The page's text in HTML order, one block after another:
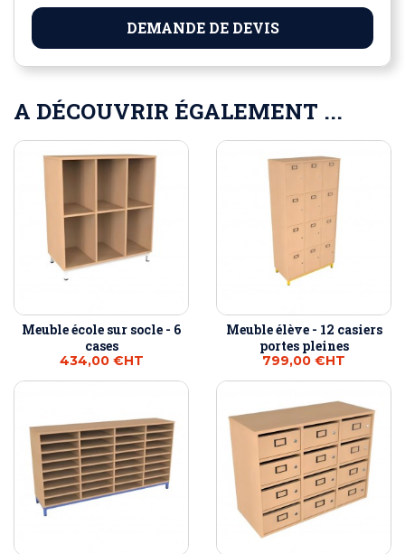
DEMANDE DE DEVIS
A DÉCOUVRIR ÉGALEMENT ...
Meuble école sur socle - 6
cases
434,00 €HT
Meuble élève - 12 casiers
portes pleines
799,00 €HT